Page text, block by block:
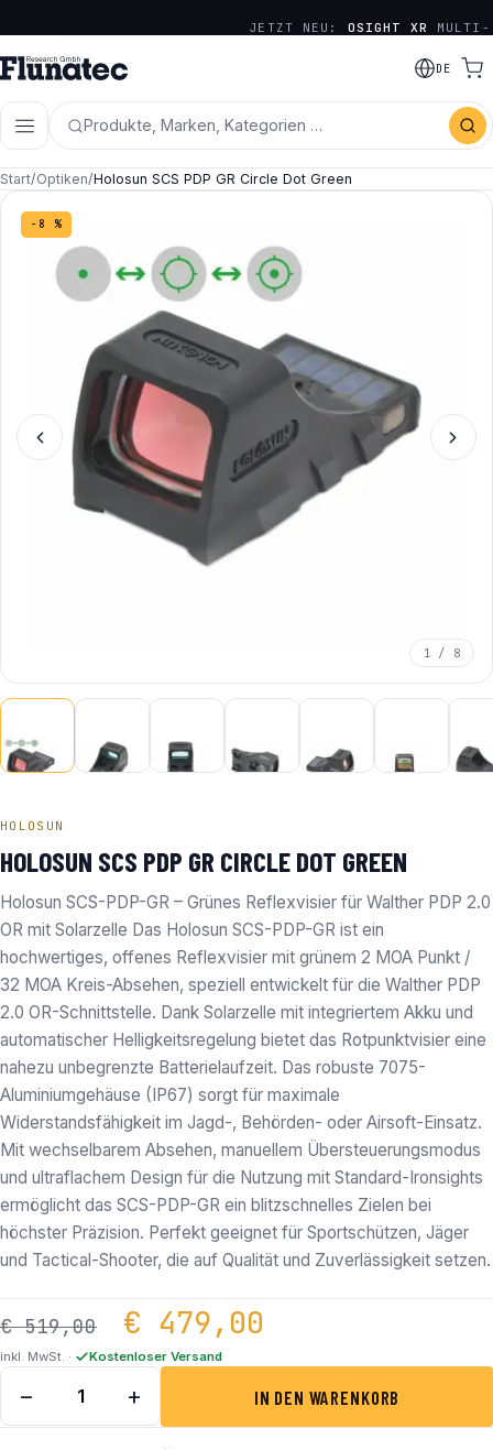
JETZT NEU: OSIGHT XR MULTI-
RETICLE SERIE DE
Produkte, Marken, Kategorien …
Start/Optiken/Holosun SCS PDP GR Circle Dot Green
−8 %
1 / 8
HOLOSUN
HOLOSUN SCS PDP GR CIRCLE DOT GREEN
Holosun SCS-PDP-GR – Grünes Reflexvisier für Walther PDP 2.0
OR mit Solarzelle Das Holosun SCS-PDP-GR ist ein
hochwertiges, offenes Reflexvisier mit grünem 2 MOA Punkt /
32 MOA Kreis-Absehen, speziell entwickelt für die Walther PDP
2.0 OR-Schnittstelle. Dank Solarzelle mit integriertem Akku und
automatischer Helligkeitsregelung bietet das Rotpunktvisier eine
nahezu unbegrenzte Batterielaufzeit. Das robuste 7075-
Aluminiumgehäuse (IP67) sorgt für maximale
Widerstandsfähigkeit im Jagd-, Behörden- oder Airsoft-Einsatz.
Mit wechselbarem Absehen, manuellem Übersteuerungsmodus
und ultraflachem Design für die Nutzung mit Standard-Ironsights
ermöglicht das SCS-PDP-GR ein blitzschnelles Zielen bei
höchster Präzision. Perfekt geeignet für Sportschützen, Jäger
und Tactical-Shooter, die auf Qualität und Zuverlässigkeit setzen.
€519,00 Ursprünglicher Preis
€ 479,00
inkl. MwSt. · Kostenloser Versand
− + IN DEN WARENKORB